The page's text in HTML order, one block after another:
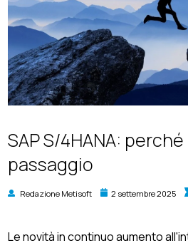
SAP S/4HANA:
passaggio
Redazione Metisoft 2 settembre 2025
Le novità in continuo aumento